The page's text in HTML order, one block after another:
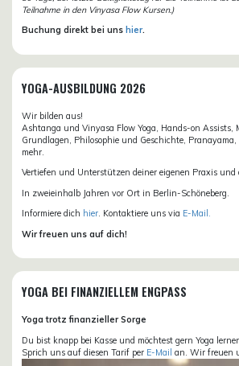
Teilnahme in den Vinyasa Flow Kursen.)
Buchung direkt bei uns hier.
YOGA-AUSBILDUNG 2026
Wir bilden aus!
Ashtanga und Vinyasa Flow Yoga, Hands-on Assists,
Grundlagen, Philosophie und Geschichte,
mehr.
Vertiefen und Unterstützen deiner eigenen Praxis und
In zweieinhalb Jahren vor Ort in Berlin-Schöneberg.
Informiere dich hier. Kontaktiere uns via E-Mail.
Wir freuen uns auf dich!
YOGA BEI FINANZIELLEM ENGPASS
Yoga trotz finanzieller Sorge
Du bist knapp bei Kasse und möchtest gern Yoga
Sprich uns auf diesen Tarif per E-Mail an. Wir freuen